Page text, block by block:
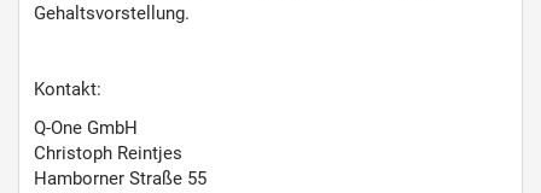
Gehaltsvorstellung.
Kontakt:
Q-One GmbH
Christoph Reintjes
Hamborner Straße 55